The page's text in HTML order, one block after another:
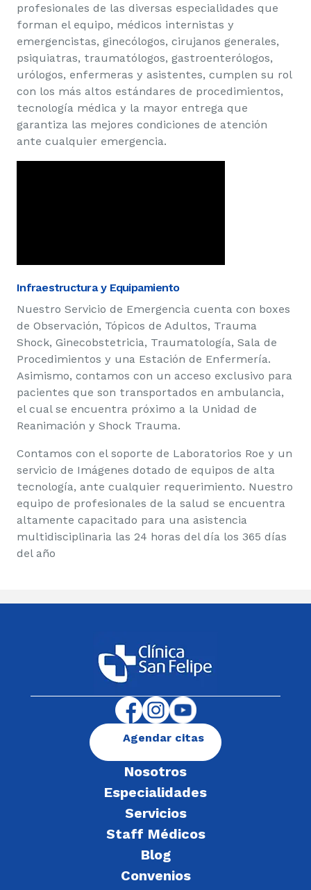
profesionales de las diversas especialidades que
forman el equipo, médicos internistas y
emergencistas, ginecólogos, cirujanos generales,
psiquiatras, traumatólogos, gastroenterólogos,
urólogos, enfermeras y asistentes, cumplen su rol
con los más altos estándares de procedimientos,
tecnología médica y la mayor entrega que
garantiza las mejores condiciones de atención
ante cualquier emergencia.
Infraestructura y Equipamiento
Nuestro Servicio de Emergencia cuenta con boxes
de Observación, Tópicos de Adultos, Trauma
Shock, Ginecobstetricia, Traumatología, Sala de
Procedimientos y una Estación de Enfermería.
Asimismo, contamos con un acceso exclusivo para
pacientes que son transportados en ambulancia,
el cual se encuentra próximo a la Unidad de
Reanimación y Shock Trauma.
Contamos con el soporte de Laboratorios Roe y un
servicio de Imágenes dotado de equipos de alta
tecnología, ante cualquier requerimiento. Nuestro
equipo de profesionales de la salud se encuentra
altamente capacitado para una asistencia
multidisciplinaria las 24 horas del día los 365 días
del año
Nosotros
Especialidades
Servicios
Staff Médicos
Blog
Convenios
Agendar citas